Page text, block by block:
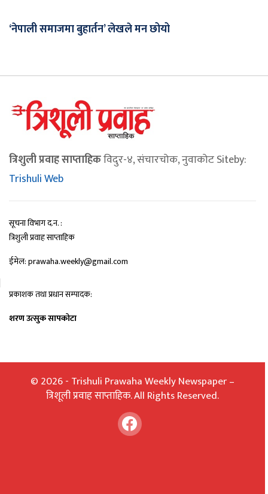
‘नेपाली समाजमा बुहार्तन’ लेखले मन छोयो
त्रिशुली प्रवाह साप्ताहिकविदुर-४, संचारचोक, नुवाकोट Siteby:
Trishuli Web
सूचना विभाग द.न. :
त्रिशुली प्रवाह साप्ताहिक
ईमेल: prawaha.weekly@gmail.com
प्रकाशक तथा प्रधान सम्पादक:
शरण उत्सुक सापकोटा
© 2026 - Trishuli Prawaha Weekly Newspaper –
त्रिशूली प्रवाह साप्ताहिक. All Rights Reserved.